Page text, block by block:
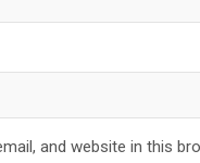
and website in this